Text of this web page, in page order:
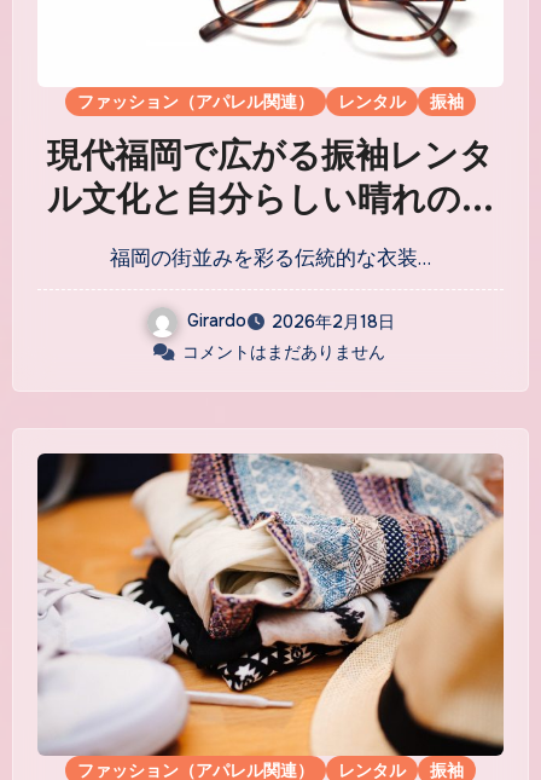
ファッション（アパレル関連） レンタル 振袖
現代福岡で広がる振袖レンタ
ル文化と自分らしい晴れの日
の演出に込めた思い
福岡の街並みを彩る伝統的な衣装…
Girardo
2026年2月18日
コメントはまだありません
ファッション（アパレル関連） レンタル 振袖